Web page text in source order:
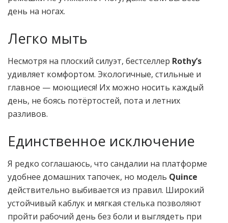
день на ногах.
Легко мыть
Несмотря на плоский силуэт, бестселлер Rothy’s
удивляет комфортом. Экологичные, стильные и
главное — моющиеся! Их можно носить каждый
день, не боясь потёртостей, пота и летних
разливов.
Единственное исключение
Я редко соглашаюсь, что сандалии на платформе
удобнее домашних тапочек, но модель Quince
действительно выбивается из правил. Широкий
устойчивый каблук и мягкая стелька позволяют
пройти рабочий день без боли и выглядеть при